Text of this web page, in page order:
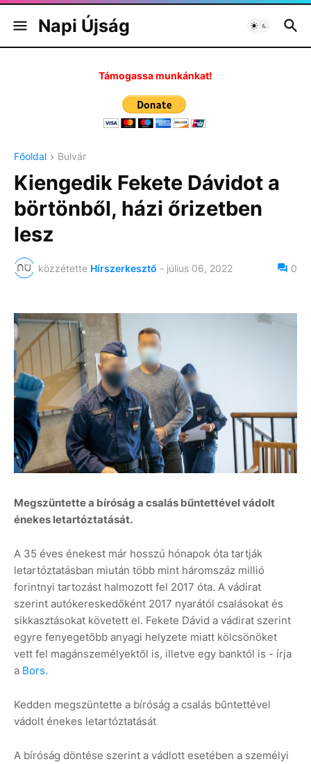
Napi Újság
Támogassa munkánkat!
Főoldal Bulvár
Kiengedik Fekete Dávidot a
börtönből, házi őrizetben
lesz
közzétette Hírszerkesztő - július 06, 2022 0
Megszüntette a bíróság a csalás bűntettével vádolt
énekes letartóztatását.
A 35 éves énekest már hosszú hónapok óta tartják
letartóztatásban miután több mint háromszáz millió
forintnyi tartozást halmozott fel 2017 óta. A vádirat
szerint autókereskedőként 2017 nyarától csalásokat és
sikkasztásokat követett el. Fekete Dávid a vádirat szerint
egyre fenyegetőbb anyagi helyzete miatt kölcsönöket
vett fel magánszemélyektől is, illetve egy banktól is - írja
a Bors.
Kedden megszüntette a bíróság a csalás bűntettével
vádolt énekes letartóztatását
A bíróság döntése szerint a vádlott esetében a személyi